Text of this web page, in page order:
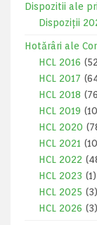
Dispozitii ale
Dispoziții
Hotărâri ale
HCL 2016
HCL 2017
HCL 2018
HCL 2019
HCL 2020
HCL 2021
HCL 2022
HCL 2023 (1)
HCL 2025 (3)
HCL 2026 (3)